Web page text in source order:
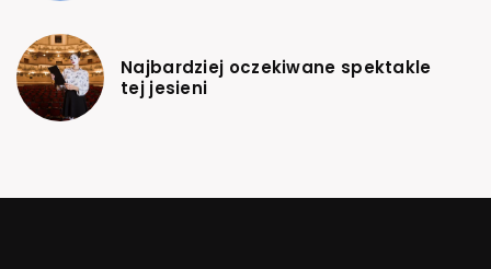
Najbardziej oczekiwane spektakle
tej jesieni